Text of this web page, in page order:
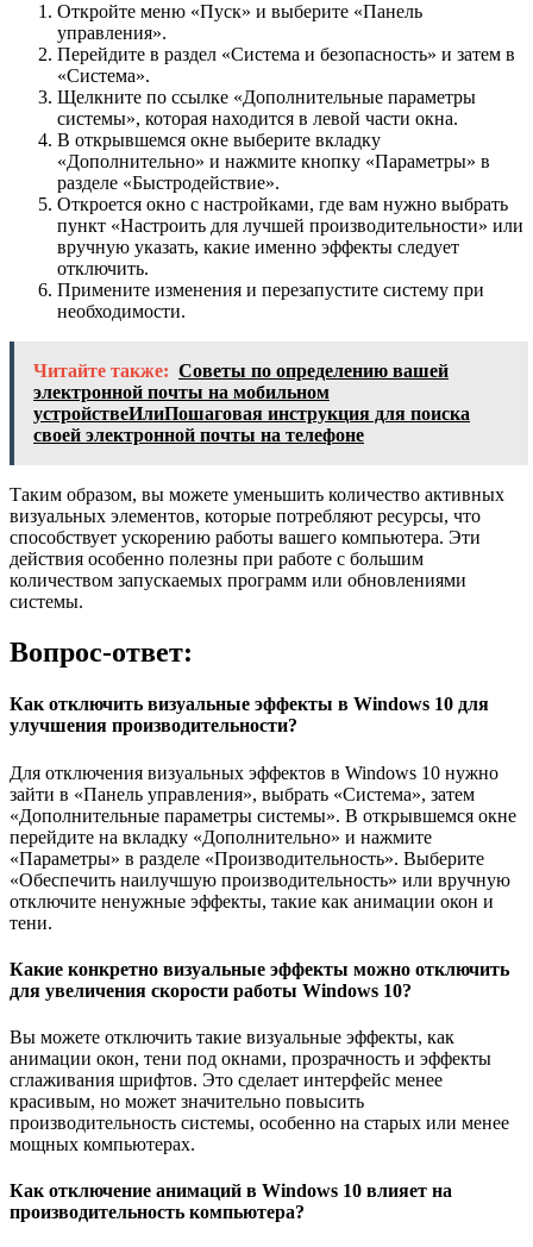
Откройте меню «Пуск» и выберите «Панель
управления».
Перейдите в раздел «Система и безопасность» и затем в
«Система».
Щелкните по ссылке «Дополнительные параметры
системы», которая находится в левой части окна.
В открывшемся окне выберите вкладку
«Дополнительно» и нажмите кнопку «Параметры» в
разделе «Быстродействие».
Откроется окно с настройками, где вам нужно выбрать
пункт «Настроить для лучшей производительности» или
вручную указать, какие именно эффекты следует
отключить.
Примените изменения и перезапустите систему при
необходимости.
Читайте также: Советы по определению вашей
электронной почты на мобильном
устройствеИлиПошаговая инструкция для поиска
своей электронной почты на телефоне
Таким образом, вы можете уменьшить количество активных
визуальных элементов, которые потребляют ресурсы, что
способствует ускорению работы вашего компьютера. Эти
действия особенно полезны при работе с большим
количеством запускаемых программ или обновлениями
системы.
Вопрос-ответ:
Как отключить визуальные эффекты в Windows 10 для
улучшения производительности?
Для отключения визуальных эффектов в Windows 10 нужно
зайти в «Панель управления», выбрать «Система», затем
«Дополнительные параметры системы». В открывшемся окне
перейдите на вкладку «Дополнительно» и нажмите
«Параметры» в разделе «Производительность». Выберите
«Обеспечить наилучшую производительность» или вручную
отключите ненужные эффекты, такие как анимации окон и
тени.
Какие конкретно визуальные эффекты можно отключить
для увеличения скорости работы Windows 10?
Вы можете отключить такие визуальные эффекты, как
анимации окон, тени под окнами, прозрачность и эффекты
сглаживания шрифтов. Это сделает интерфейс менее
красивым, но может значительно повысить
производительность системы, особенно на старых или менее
мощных компьютерах.
Как отключение анимаций в Windows 10 влияет на
производительность компьютера?